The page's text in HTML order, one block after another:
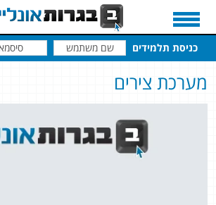
כניסת תלמידים
מערכת צירים